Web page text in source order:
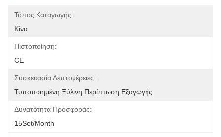
Τόπος Καταγωγής:
Κίνα
Πιστοποίηση:
CE
Συσκευασία Λεπτομέρειες:
Τυποποιημένη Ξύλινη Περίπτωση Εξαγωγής
Δυνατότητα Προσφοράς:
15Set/Month